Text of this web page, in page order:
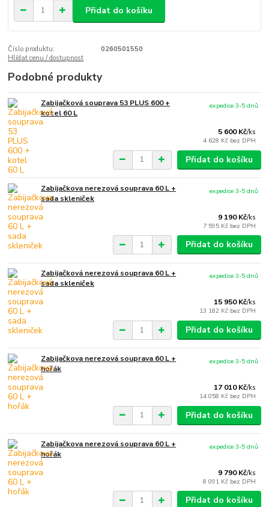
Přidat do košíku
Číslo produktu:
0260501550
Hlídat cenu / dostupnost
Podobné produkty
Zabijačková souprava 53 PLUS 600 +
kotel 60 L
5 600 Kč/ks
4 628 Kč bez DPH
expedice 3-5 dnů
Přidat do košíku
Zabijačkova nerezová souprava 60 L +
sada skleniček
9 190 Kč/ks
7 595 Kč bez DPH
expedice 3-5 dnů
Přidat do košíku
Zabijačková nerezová souprava 60 L +
sada skleniček
15 950 Kč/ks
13 182 Kč bez DPH
expedice 3-5 dnů
Přidat do košíku
Zabijačkova nerezová souprava 60 L +
hořák
17 010 Kč/ks
14 058 Kč bez DPH
expedice 3-5 dnů
Přidat do košíku
Zabijačkova nerezová souprava 60 L +
hořák
9 790 Kč/ks
8 091 Kč bez DPH
expedice 3-5 dnů
Přidat do košíku